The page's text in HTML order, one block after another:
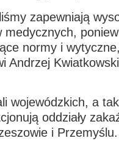
zapewniają
normy i
Andrzej
wojewódzkich, a
oddziały
i Przemyślu.